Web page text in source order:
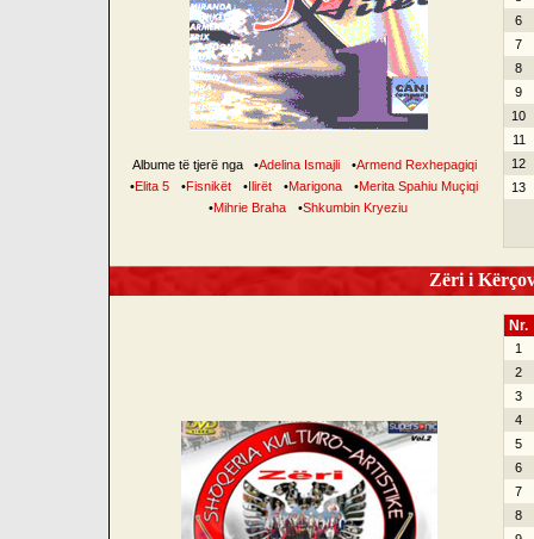
Albume të tjerë nga •Adelina Ismajli •Armend Rexhepagiqi
•Elita 5 •Fisnikët •Ilirët •Marigona •Merita Spahiu Muçiqi
•Mihrie Braha •Shkumbin Kryeziu
6
7
8
9
10
11
12
13
Zëri i
Nr.
1
2
3
4
5
6
7
8